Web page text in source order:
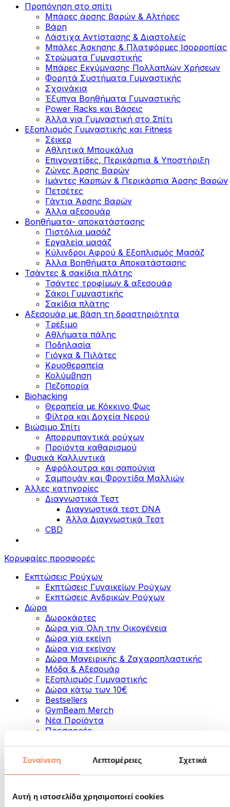
Συναίνεση Λεπτομέρειες Σχετικά
Αυτή η ιστοσελίδα χρησιμοποιεί cookies
Προπόνηση στο σπίτι
Μπάρες άρσης βαρών & Αλτήρες
Βάρη
Λάστιχα Αντίστασης & Διαστολείς
Μπάλες Άσκησης & Πλατφόρμες Ισορροπίας
Στρώματα Γυμναστικής
Μπάρες Εκγύμνασης Πολλαπλών Χρήσεων
Φορητά Συστήματα Γυμναστικής
Σχοινάκια
Έξυπνα Βοηθήματα Γυμναστικής
Power Racks και Βάσεις
Άλλα για Γυμναστική στο Σπίτι
Εξοπλισμός Γυμναστικής και Fitness
Σέικερ
Αθλητικά Μπουκάλια
Επιγονατίδες, Περικάρπια & Υποστήριξη
Ζώνες Άρσης Βαρών
Ιμάντες Καρπών & Περικάρπια Άρσης Βαρών
Πετσέτες
Γάντια Άρσης Βαρών
Άλλα αξεσουάρ
Βοηθήματα- αποκατάστασης
Πιστόλια μασάζ
Εργαλεία μασάζ
Κύλινδροι Αφρού & Εξοπλισμός Μασάζ
Άλλα Βοηθήματα Αποκατάστασης
Τσάντες & σακίδια πλάτης
Τσάντες τροφίμων & αξεσουάρ
Σάκοι Γυμναστικής
Σακίδια πλάτης
Αξεσουάρ με βάση τη δραστηριότητα
Tρέξιμο
Αθλήματα πάλης
Ποδηλασία
Γιόγκα & Πιλάτες
Κρυοθεραπεία
Κολύμβηση
Πεζοπορία
Biohacking
Θεραπεία με Κόκκινο Φως
Φίλτρα και Δοχεία Νερού
Βιώσιμο Σπίτι
Απορρυπαντικά ρούχων
Προϊόντα καθαρισμού
Φυσικά Καλλυντικά
Αφρόλουτρα και σαπούνια
Σαμπουάν και Φροντίδα Μαλλιών
Άλλες κατηγορίες
Διαγνωστικά Τεστ
Διαγνωστικά τεστ DNA
Άλλα Διαγνωστικά Τεστ
CBD
Κορυφαίες προσφορές
Εκπτώσεις Ρούχων
Εκπτώσεις Γυναικείων Ρούχων
Εκπτώσεις Aνδρικών Ρούχων
Δώρα
Δωροκάρτες
Δώρα για Όλη την Οικογένεια
Δώρα για εκείνη
Δώρα για εκείνον
Δώρα Μαγειρικής & Ζαχαροπλαστικής
Μόδα & Αξεσουάρ
Εξοπλισμός Γυμναστικής
Δώρα κάτω των 10€
Bestsellers
GymBeam Merch
Νέα Προϊόντα
Προσφορές
Κατηγορίες
Τρόφιμα
Ξηροί Καρποί